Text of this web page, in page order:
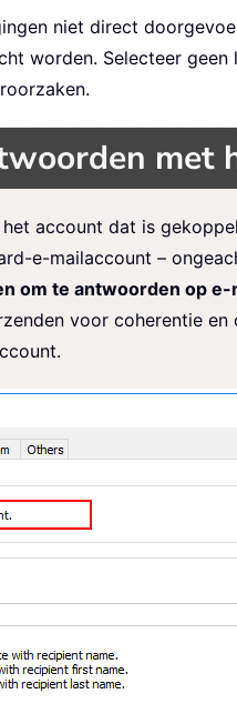
niet direct
worden. Selecteer
met
account dat is
e-mailaccount –
om te antwoorden op e-
voor coherentie